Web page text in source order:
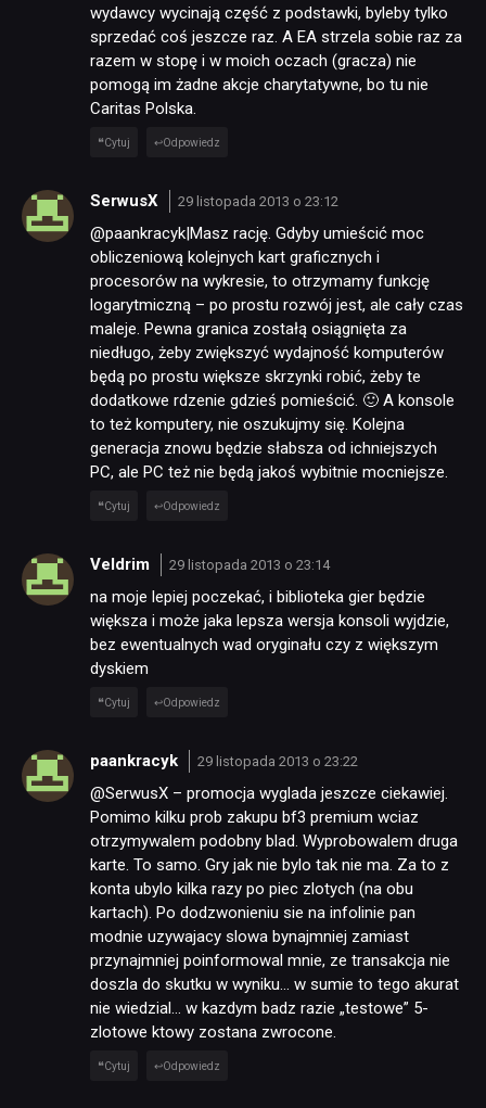
NEWSY
RECENZJE
PUBLICYSTYKA
KULTURA
wydawcy wycinają część z podstawki, byleby tylko
sprzedać coś jeszcze raz. A EA strzela sobie raz za
razem w stopę i w moich oczach (gracza) nie
pomogą im żadne akcje charytatywne, bo tu nie
Caritas Polska.
Cytuj Odpowiedz
SerwusX 29 listopada 2013 o 23:12
@paankracyk|Masz rację. Gdyby umieścić moc
obliczeniową kolejnych kart graficznych i
procesorów na wykresie, to otrzymamy funkcję
logarytmiczną – po prostu rozwój jest, ale cały czas
maleje. Pewna granica zostałą osiągnięta za
niedługo, żeby zwiększyć wydajność komputerów
będą po prostu większe skrzynki robić, żeby te
dodatkowe rdzenie gdzieś pomieścić. 🙂 A konsole
to też komputery, nie oszukujmy się. Kolejna
generacja znowu będzie słabsza od ichniejszych
PC, ale PC też nie będą jakoś wybitnie mocniejsze.
Cytuj Odpowiedz
Veldrim 29 listopada 2013 o 23:14
na moje lepiej poczekać, i biblioteka gier będzie
większa i może jaka lepsza wersja konsoli wyjdzie,
bez ewentualnych wad oryginału czy z większym
dyskiem
Cytuj Odpowiedz
paankracyk 29 listopada 2013 o 23:22
@SerwusX – promocja wyglada jeszcze ciekawiej.
Pomimo kilku prob zakupu bf3 premium wciaz
otrzymywalem podobny blad. Wyprobowalem druga
karte. To samo. Gry jak nie bylo tak nie ma. Za to z
konta ubylo kilka razy po piec zlotych (na obu
kartach). Po dodzwonieniu sie na infolinie pan
modnie uzywajacy slowa bynajmniej zamiast
przynajmniej poinformowal mnie, ze transakcja nie
doszla do skutku w wyniku… w sumie to tego akurat
nie wiedzial… w kazdym badz razie „testowe” 5-
zlotowe ktowy zostana zwrocone.
Cytuj Odpowiedz